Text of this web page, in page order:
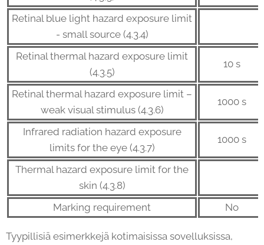
Retinal blue light hazard exposure limit
- small source (4.3.4)
Retinal thermal hazard exposure limit
(4.3.5)
10 s
Retinal thermal hazard exposure limit –
weak visual stimulus (4.3.6)
1000 s
Infrared radiation hazard exposure
limits for the eye (4.3.7)
1000 s
Thermal hazard exposure limit for the
skin (4.3.8)
Marking requirement
No
Tyypillisiä esimerkkejä kotimaisissa sovelluksissa,